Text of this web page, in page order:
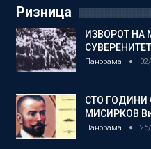
Ризница
ИЗВОРОТ НА
Панорама
СТО ГОДИНИ
МИСИРКОВ
Панорама